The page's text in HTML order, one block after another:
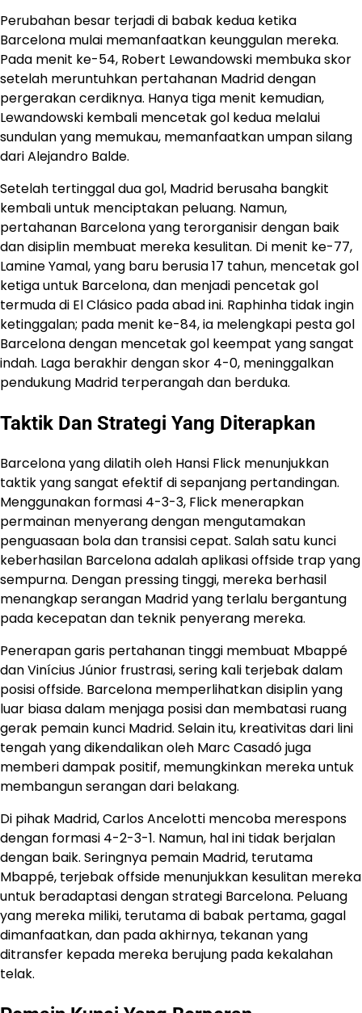
Perubahan besar terjadi di babak kedua ketika ​
Barcelona mulai memanfaatkan keunggulan mereka.
Pada menit ke-54, Robert Lewandowski membuka skor
setelah meruntuhkan pertahanan Madrid dengan
pergerakan cerdiknya. Hanya tiga menit kemudian,
Lewandowski kembali mencetak gol kedua melalui
sundulan yang memukau, memanfaatkan umpan silang
dari Alejandro Balde.
Setelah tertinggal dua gol, Madrid berusaha bangkit
kembali untuk menciptakan peluang. Namun,
pertahanan ​Barcelona yang terorganisir dengan baik
dan disiplin membuat mereka kesulitan. Di menit ke-77,
Lamine Yamal, yang baru berusia 17 tahun, mencetak gol
ketiga untuk Barcelona, dan menjadi pencetak gol
termuda di El Clásico pada abad ini. Raphinha tidak ingin
ketinggalan; pada menit ke-84, ia melengkapi pesta gol
Barcelona dengan mencetak gol keempat yang sangat
indah. Laga berakhir dengan skor 4-0, meninggalkan
pendukung Madrid terperangah dan berduka.
Taktik Dan Strategi Yang Diterapkan
Barcelona yang dilatih oleh Hansi Flick menunjukkan
taktik yang sangat efektif di sepanjang pertandingan.
Menggunakan formasi 4-3-3, Flick menerapkan
permainan menyerang dengan mengutamakan
penguasaan bola dan transisi cepat. Salah satu kunci
keberhasilan ​Barcelona adalah aplikasi offside trap yang
sempurna. Dengan pressing tinggi, mereka berhasil
menangkap serangan Madrid yang terlalu bergantung
pada kecepatan dan teknik penyerang mereka.
Penerapan garis pertahanan tinggi membuat Mbappé
dan Vinícius Júnior frustrasi, sering kali terjebak dalam
posisi offside. ​Barcelona memperlihatkan disiplin yang
luar biasa dalam menjaga posisi dan membatasi ruang
gerak pemain kunci Madrid. Selain itu, kreativitas dari lini
tengah yang dikendalikan oleh Marc Casadó juga
memberi dampak positif, memungkinkan mereka untuk
membangun serangan dari belakang.
Di pihak Madrid, Carlos Ancelotti mencoba merespons
dengan formasi 4-2-3-1. Namun, hal ini tidak berjalan
dengan baik. Seringnya pemain Madrid, terutama
Mbappé, terjebak offside menunjukkan kesulitan mereka
untuk beradaptasi dengan strategi Barcelona. Peluang
yang mereka miliki, terutama di babak pertama, gagal
dimanfaatkan, dan pada akhirnya, tekanan yang
ditransfer kepada mereka berujung pada kekalahan
telak.